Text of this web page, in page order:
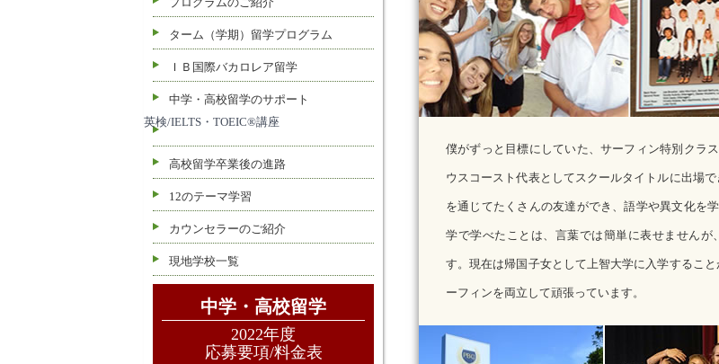
ターム（学期）留学プログラム
ＩＢ国際バカロレア留学
中学・高校留学のサポート
英検/IELTS・TOEIC®講座
高校留学卒業後の進路
12のテーマ学習
カウンセラーのご紹介
現地学校一覧
中学・高校留学
2022年度
応募要項/料金表
僕がずっと目標にしていた、サーフィン特別クラ
ウスコースト代表としてスクールタイトルに出場
を通じてたくさんの友達ができ、語学や異文化を
学で学べたことは、言葉では簡単に表せません
す。現在は帰国子女として上智大学に入学するこ
ーフィンを両立して頑張っています。